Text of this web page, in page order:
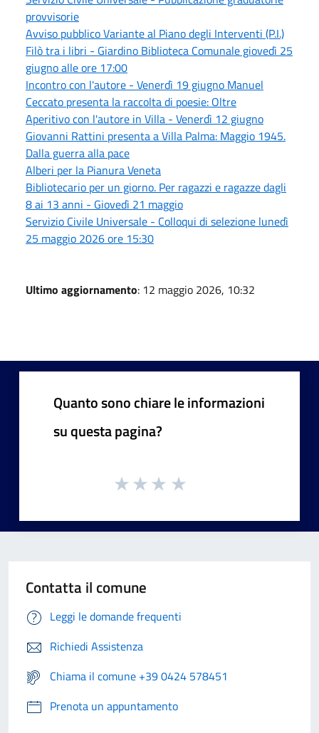
provvisorie
Avviso pubblico Variante al Piano degli Interventi (P.I.)
Filò tra i libri - Giardino Biblioteca Comunale giovedì 25
giugno alle ore 17:00
Incontro con l'autore - Venerdì 19 giugno Manuel
Ceccato presenta la raccolta di poesie: Oltre
Aperitivo con l'autore in Villa - Venerdì 12 giugno
Giovanni Rattini presenta a Villa Palma: Maggio 1945.
Dalla guerra alla pace
Alberi per la Pianura Veneta
Bibliotecario per un giorno. Per ragazzi e ragazze dagli
8 ai 13 anni - Giovedì 21 maggio
Servizio Civile Universale - Colloqui di selezione lunedì
25 maggio 2026 ore 15:30
Ultimo aggiornamento: 12 maggio 2026, 10:32
Quanto sono chiare le informazioni
su questa pagina?
Contatta il comune
Leggi le domande frequenti
Richiedi Assistenza
Chiama il comune +39 0424 578451
Prenota un appuntamento